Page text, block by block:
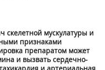
мускулатуры и
признаками
препаратом может
и вызвать сердечно-